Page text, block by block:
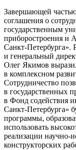
Завершающей
соглашения о
государственным
приборостроения и
Санкт-
и генеральный
Олег Якимов
в комплексном
Сотрудничество
в государственных
в Фонд содействия
Санкт-Петербурга»
программы,
использовать
реализации научно-
конструкторских